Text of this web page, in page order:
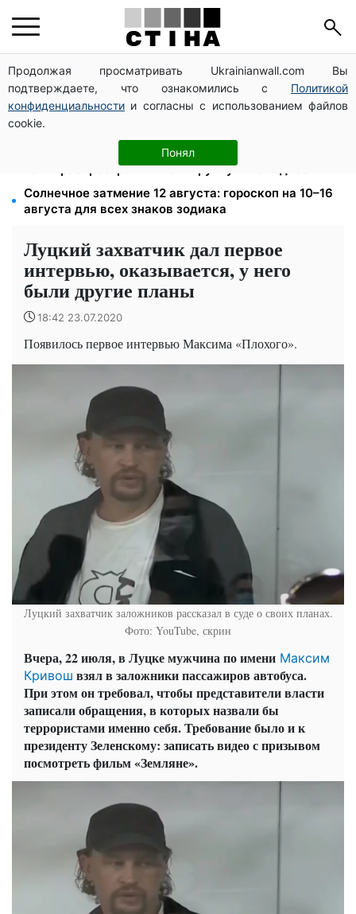
Продолжая просматривать Ukrainianwall.com Вы
подтверждаете, что ознакомились с Политикой
конфиденциальности и согласны с использованием файлов
cookie.
Понял
Зарплата 30 000 грн — пенсия 11 500 грн: ПФУ
объяснил формулу расчета выплат в 2026 году
Бензин от 77,90 грн, дизель до 97,90: цены на
топливо на АЗС 8 августа не изменились
120 000 грн на авто: компенсацию для ветеранов
хотят распространить на III группу инвалидности
Солнечное затмение 12 августа: гороскоп на 10–16
августа для всех знаков зодиака
Луцкий захватчик дал первое
интервью, оказывается, у него
были другие планы
18:42 23.07.2020
Появилось первое интервью Максима «Плохого».
Луцкий захватчик заложников рассказал в суде о своих планах.
Фото: YouTube, скрин
Вчера, 22 июля, в Луцке мужчина по имени Максим
Кривош взял в заложники пассажиров автобуса.
При этом он требовал, чтобы представители власти
записали обращения, в которых назвали бы
террористами именно себя. Требование было и к
президенту Зеленскому: записать видео с призывом
посмотреть фильм «Земляне».